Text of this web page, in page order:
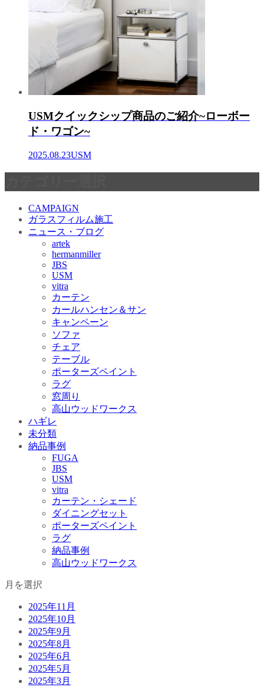
USMクイックシップ商品のご紹介~ローボー
ド・ワゴン~
2025.08.23USM
CAMPAIGN
ガラスフィルム施工
ニュース・ブログ
artek
hermanmiller
JBS
USM
vitra
カーテン
カールハンセン＆サン
キャンペーン
ソファ
チェア
テーブル
ポーターズペイント
ラグ
窓周り
高山ウッドワークス
ハギレ
未分類
納品事例
FUGA
JBS
USM
vitra
カーテン・シェード
ダイニングセット
ポーターズペイント
ラグ
納品事例
高山ウッドワークス
月を選択
2025年11月
2025年10月
2025年9月
2025年8月
2025年6月
2025年5月
2025年3月